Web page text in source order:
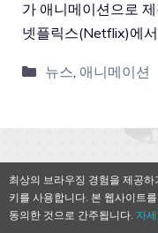
가 애니메이션으로
넷플릭스(Netflix)에
뉴스, 애니메이션
최상의 브라우징 경험을 제공
키를 사용합니다. 본 웹사이트
동의한 것으로 간주됩니다. 자